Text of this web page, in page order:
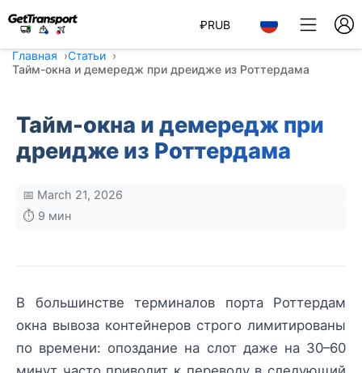
₽RUB
Главная
Статьи
Тайм-окна и демередж при дреидже из Роттердама
Тайм-окна и демередж при
дреидже из Роттердама
📅 March 21, 2026
⏱️ 9 мин
В большинстве терминалов порта Роттердам
окна вывоза контейнеров строго лимитированы
по времени: опоздание на слот даже на 30–60